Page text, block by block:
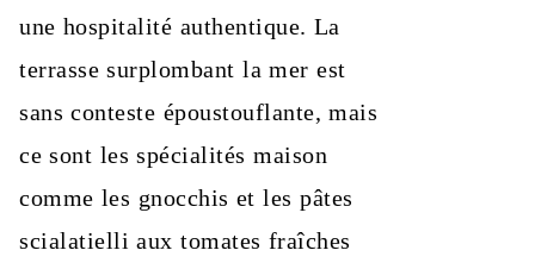
une hospitalité authentique. La
terrasse surplombant la mer est
sans conteste époustouflante, mais
ce sont les spécialités maison
comme les gnocchis et les pâtes
scialatielli aux tomates fraîches